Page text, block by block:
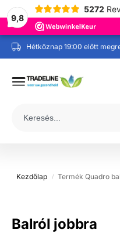
9,8
5272
Hétköznap 19:00 előtt
Kezdőlap / Termék Quadro
Balról jobbra